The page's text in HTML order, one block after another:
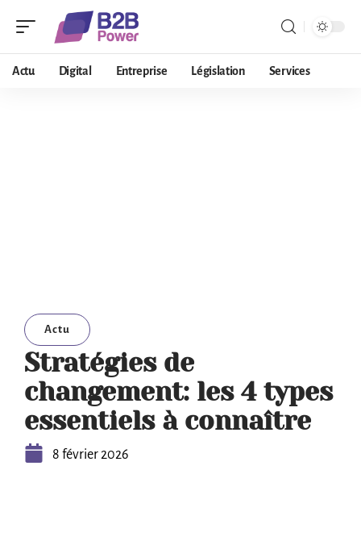
Actu Digital Entreprise Législation Services
Actu
Stratégies de
changement: les 4 types
essentiels à connaître
8 février 2026